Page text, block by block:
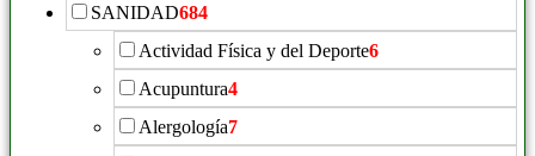
SANIDAD684
Actividad Física y del Deporte6
Acupuntura4
Alergología7